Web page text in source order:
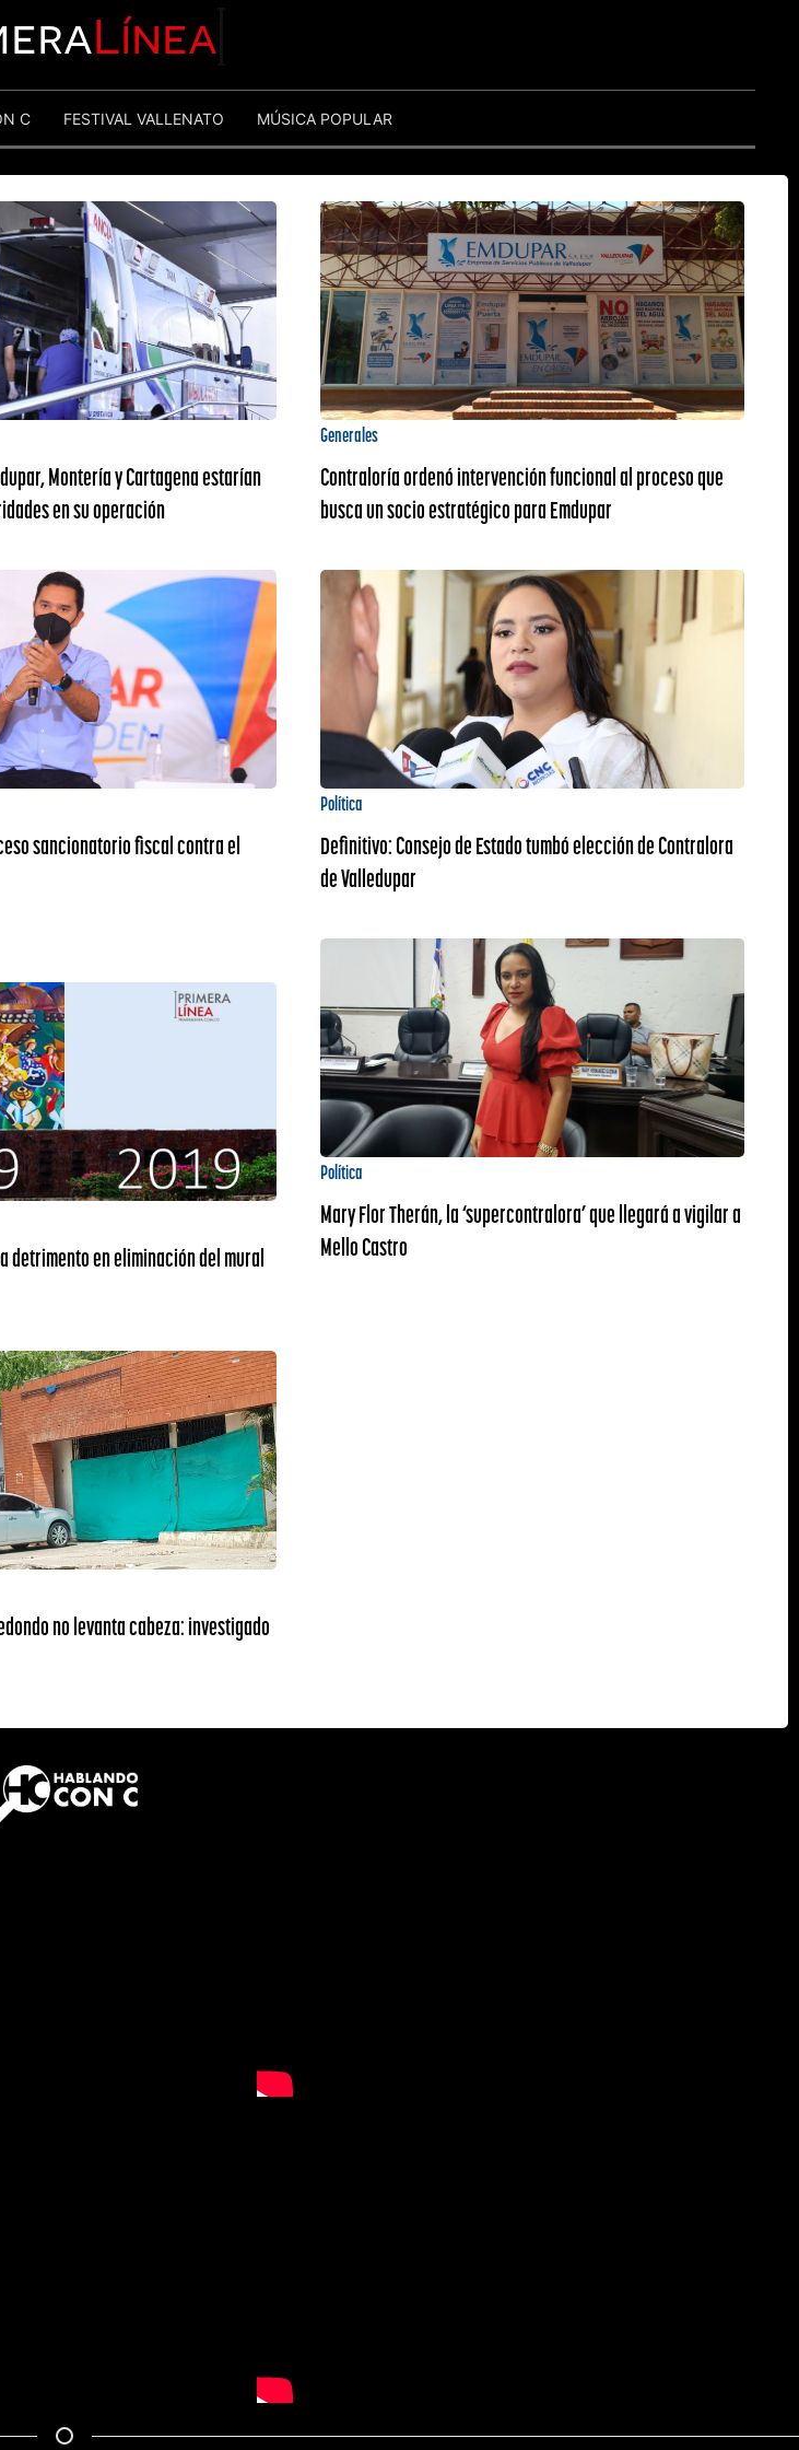
Línea
C FESTIVAL VALLENATO MÚSICA POPULAR
Montería y Cartagena estarían
en su operación
Generales
Contraloría ordenó intervención funcional al proceso que
busca un socio estratégico para Emdupar
sancionatorio fiscal contra el
Política
Definitivo: Consejo de Estado tumbó elección de Contralora
de Valledupar
Política
Mary Flor Therán, la ‘supercontralora’ que llegará a vigilar a
Mello Castro
detrimento en eliminación del mural
no levanta cabeza: investigado